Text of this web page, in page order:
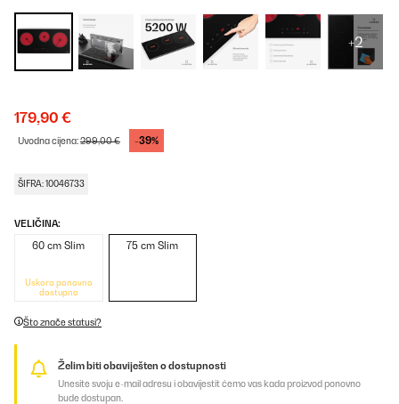
+2
179,90 €
Uvodna cijena:299,00 € -39%
ŠIFRA: 10046733
VELIČINA:
60 cm Slim
Uskoro ponovno
dostupno
75 cm Slim
Što znače statusi?
Želim biti obaviješten o dostupnosti
Unesite svoju e-mail adresu i obavijestit ćemo vas kada proizvod ponovno
bude dostupan.